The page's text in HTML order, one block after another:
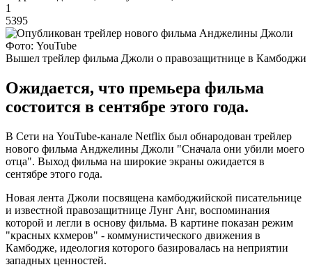
1
5395
Фото: YouTube
Вышел трейлер фильма Джоли о правозащитнице в Камбоджи
Ожидается, что премьера фильма
состоится в сентябре этого года.
В Сети на YouTube-канале Netflix был обнародован трейлер
нового фильма Анджелины Джоли "Сначала они убили моего
отца". Выход фильма на широкие экраны ожидается в
сентябре этого года.
Новая лента Джоли посвящена камбоджийской писательнице
и известной правозащитнице Лунг Анг, воспоминания
которой и легли в основу фильма. В картине показан режим
"красных кхмеров" - коммунистического движения в
Камбодже, идеология которого базировалась на неприятии
западных ценностей.